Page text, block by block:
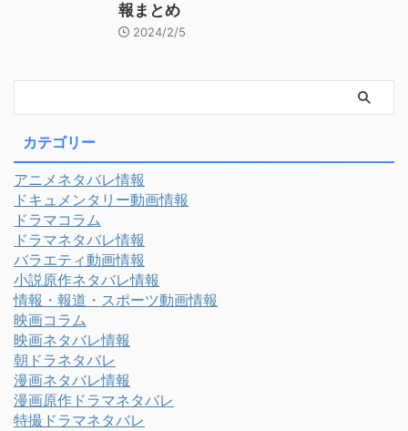
報まとめ
2024/2/5
カテゴリー
アニメネタバレ情報
ドキュメンタリー動画情報
ドラマコラム
ドラマネタバレ情報
バラエティ動画情報
小説原作ネタバレ情報
情報・報道・スポーツ動画情報
映画コラム
映画ネタバレ情報
朝ドラネタバレ
漫画ネタバレ情報
漫画原作ドラマネタバレ
特撮ドラマネタバレ